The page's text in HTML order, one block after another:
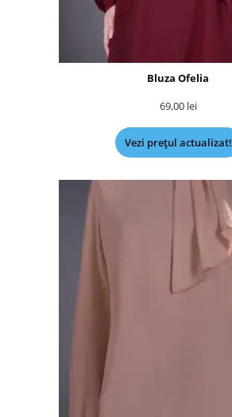
Bluza Ofelia
69,00 lei
Vezi prețul actualizat!